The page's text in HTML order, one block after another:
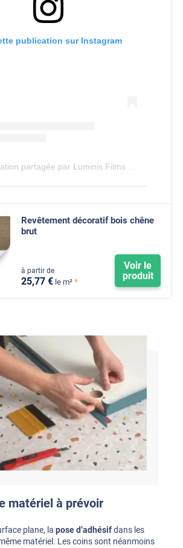
publication sur Instagram
Une publication partagée par Luminis Films (@luminis.films)
Revêtement décoratif bois chêne
brut
à partir de
25,77 € le m² *
Voir le
produit
matériel à prévoir
plane, la pose d’adhésifdans les
matériel. Les coins sont néanmoins